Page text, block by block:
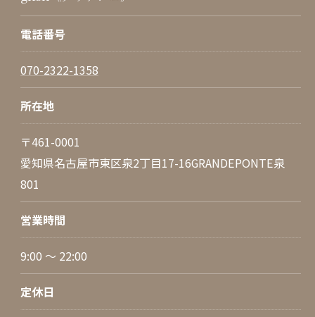
電話番号
070-2322-1358
所在地
〒461-0001
愛知県名古屋市東区泉2丁目17-16GRANDEPONTE泉
801
営業時間
9:00 ～ 22:00
定休日